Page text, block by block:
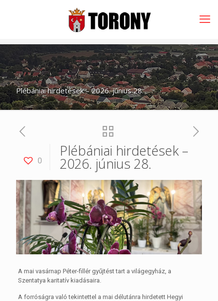
Plébániai hirdetések – 2026. június 28.
0
Plébániai hirdetések –
2026. június 28.
A mai vasárnap Péter-fillér gyűjtést tart a világegyház, a
Szentatya karitatív kiadásaira.
A forróságra való tekintettel a mai délutánra hirdetett Hegyi